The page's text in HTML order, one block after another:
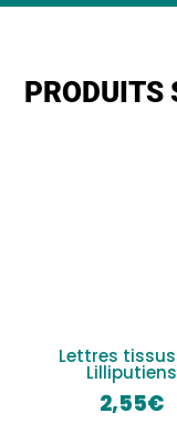
PRODUITS
Lettres tissus
Lilliputiens
2,55€